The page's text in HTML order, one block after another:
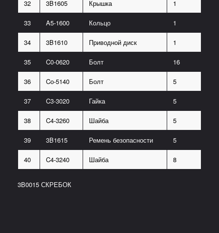
32 3B1605 Крышка 1
33 A5-1600 Кольцо 1
34 3B1610 Приводной диск 1
35 C0-0620 Болт 16
36 Cо-5140 Болт 5
37 C3-3020 Гайка 5
38 C4-3260 Шайба 5
39 3B1615 Ремень безопасности 5
40 C4-3240 Шайба 8
3В0015 СКРЕБОК